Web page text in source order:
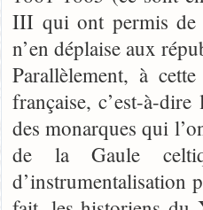
III qui ont permis de
n’en déplaise aux
Parallèlement, à
française, c’est-à-
des monarques qui
de la Gaule
d’instrumentalisation